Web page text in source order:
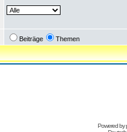
Beiträge Themen
Powered by